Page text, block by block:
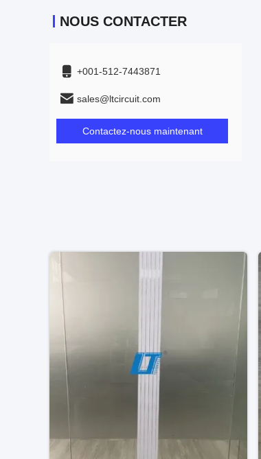
NOUS CONTACTER
+001-512-7443871
sales@ltcircuit.com
Contactez-nous maintenant